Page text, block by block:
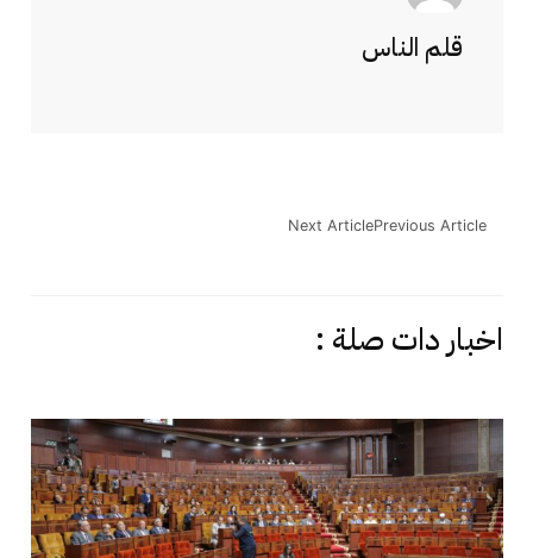
قلم الناس
Previous Article
Next Article
اخبار دات صلة :